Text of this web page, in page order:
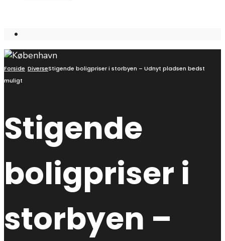
Window
Forside DiverseStigende boligpriser i storbyen – Udnyt pladsen bedst
muligt
Stigende
boligpriser i
storbyen –